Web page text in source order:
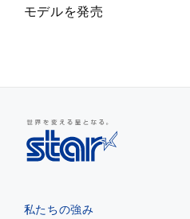
モデルを発売
私たちの強み